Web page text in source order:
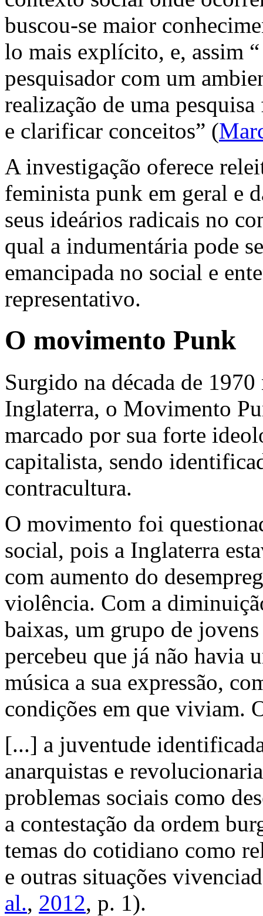
buscou-se maior
lo mais explícito, e, assim
pesquisador com um
realização de uma
e clarificar conceitos” (
A investigação oferece
feminista punk em geral e
seus ideários radicais no
qual a indumentária pode
emancipada no social e
representativo.
O movimento Punk
Surgido na década de
Inglaterra, o Movimento
marcado por sua forte
capitalista, sendo
contracultura.
O movimento foi
social, pois a Inglaterra
com aumento do
violência. Com a
baixas, um grupo de
percebeu que já não havia
música a sua expressão,
condições em que viviam.
[...] a juventude
anarquistas e
problemas sociais como
a contestação da ordem
temas do cotidiano como
e outras situações
al., 2012, p. 1).